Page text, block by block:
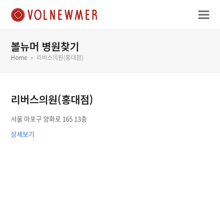
볼뉴머 병원찾기
Home » 리버스의원(홍대점)
리버스의원(홍대점)
서울 마포구 양화로 165 13층
상세보기